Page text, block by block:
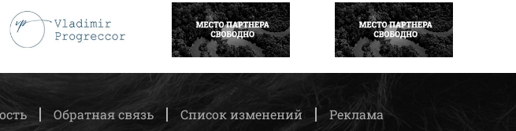
ПОДРОБНЕЕ НАПИСАТЬ НАПИСАТЬ
Обратная связь Список изменений Реклама